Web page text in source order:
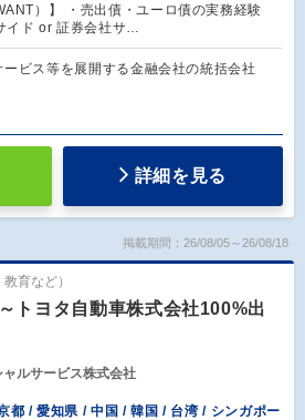
）】 ・売出債・ユーロ債の実務経験
イド or 証券会社サ…
ービス等を展開する金融会社の統括会社
詳細を見る
掲載期間：26/08/05～26/08/18
育など）
トヨタ自動車株式会社100%出
ャルサービス株式会社
都 / 愛知県 / 中国 / 韓国 / 台湾 / シンガポー